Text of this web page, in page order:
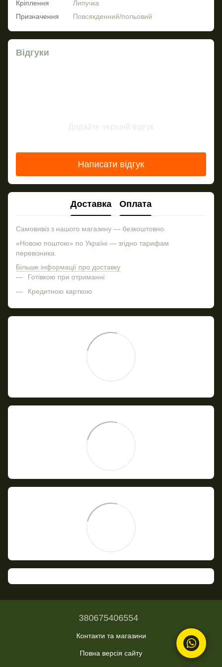
Кріплення
Липучка
Призначення
Повсякденний/польовий
Відгуки
Додайте перший відгук
Написати відгук
Доставка Оплата
Самовивіз з нашого магазину — безкоштовно.
«Новою поштою» по Україні — згідно тарифам
перевізника.
Більше інформації про доставку
Готівкою при отриманні
Кредитною карткою
380675406554
Контакти та магазини
Повна версія сайту